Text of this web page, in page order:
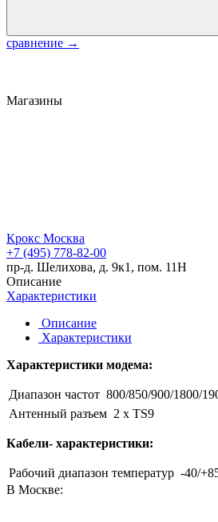
сравнение →
Магазины
Крокс Москва
+7 (495) 778-82-00
пр-д. Шелихова, д. 9к1, пом. 11Н
Описание
Характеристики
Описание
Характеристики
Характеристики модема:
Диапазон частот 800/850/900/1800/
Антенный разъем 2 x TS9
Кабели- характеристики:
Рабочий диапазон температур -40/
В Москве: